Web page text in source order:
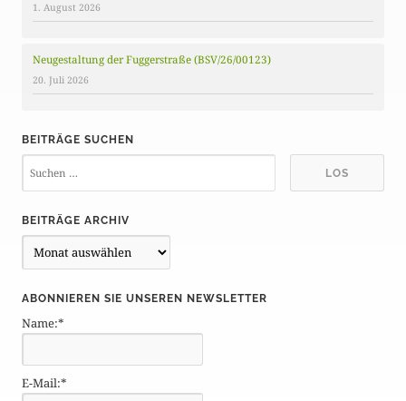
1. August 2026
Neugestaltung der Fuggerstraße (BSV/26/00123)
20. Juli 2026
BEITRÄGE SUCHEN
BEITRÄGE ARCHIV
e
t
r
g
e
ABONNIEREN SIE UNSEREN NEWSLETTER
Name:*
E-Mail:*